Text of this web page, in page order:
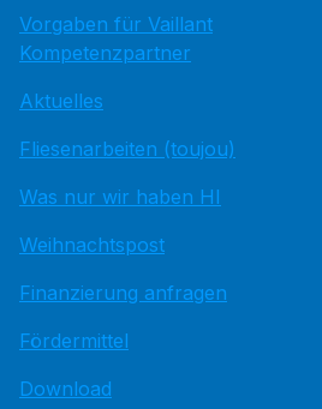
Vorgaben für Vaillant
Kompetenzpartner
Aktuelles
Fliesenarbeiten (toujou)
Was nur wir haben HI
Weihnachtspost
Finanzierung anfragen
Fördermittel
Download